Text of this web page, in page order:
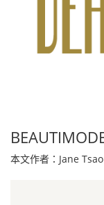
本文作者：Jane Tsao